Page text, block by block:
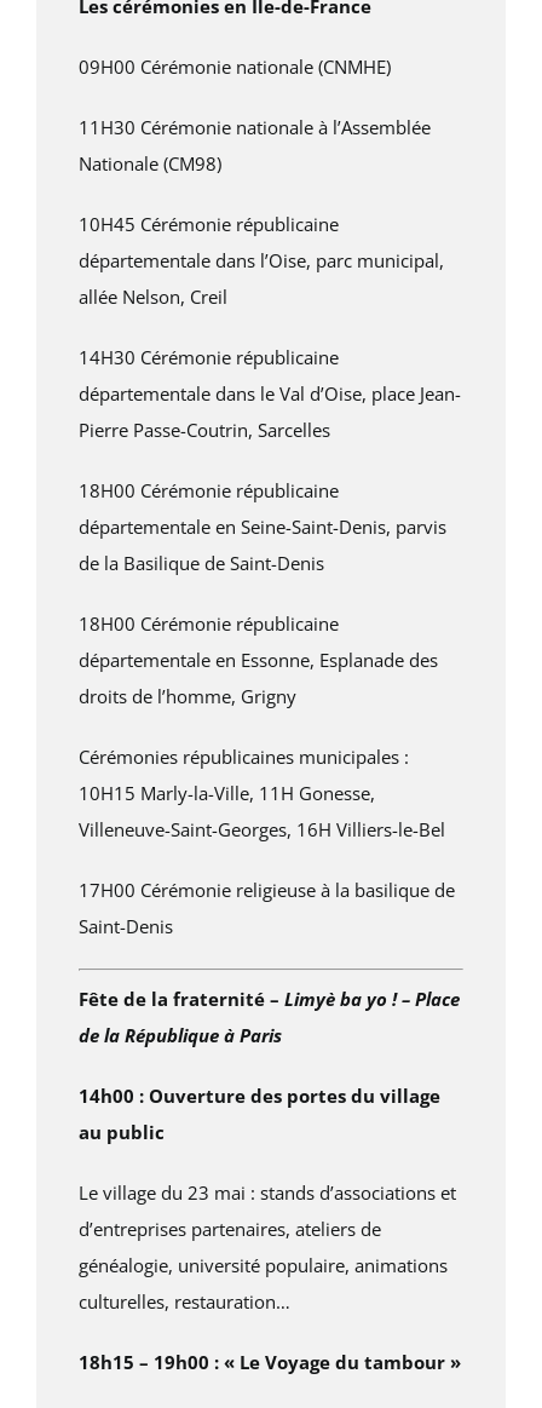
Les cérémonies en Ile-de-France
09H00 Cérémonie nationale (CNMHE)
11H30 Cérémonie nationale à l’Assemblée
Nationale (CM98)
10H45 Cérémonie républicaine
départementale dans l’Oise, parc municipal,
allée Nelson, Creil
14H30 Cérémonie républicaine
départementale dans le Val d’Oise, place Jean-
Pierre Passe-Coutrin, Sarcelles
18H00 Cérémonie républicaine
départementale en Seine-Saint-Denis, parvis
de la Basilique de Saint-Denis
18H00 Cérémonie républicaine
départementale en Essonne, Esplanade des
droits de l’homme, Grigny
Cérémonies républicaines municipales :
10H15 Marly-la-Ville, 11H Gonesse,
Villeneuve-Saint-Georges, 16H Villiers-le-Bel
17H00 Cérémonie religieuse à la basilique de
Saint-Denis
Fête de la fraternité – Limyè ba yo ! – Place
de la République à Paris
14h00 : Ouverture des portes du village
au public
Le village du 23 mai : stands d’associations et
d’entreprises partenaires, ateliers de
généalogie, université populaire, animations
culturelles, restauration…
18h15 – 19h00 : « Le Voyage du tambour »